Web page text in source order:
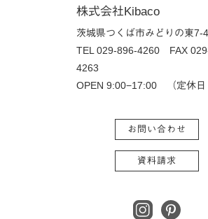
株式会社Kibaco
茨城県つくば市みどりの東7-4
TEL 029-896-4260 FAX
4263
OPEN 9:00−17:00 （定休日
お問い合わせ
資料請求